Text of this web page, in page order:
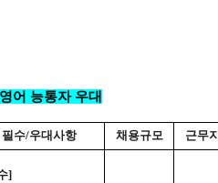
어 능통자 우대
필수/우대사항 채용규모 근무지
]